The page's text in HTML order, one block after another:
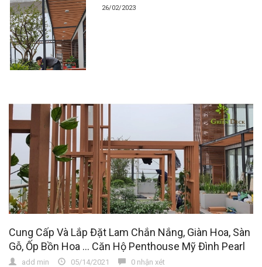
26/02/2023
Cung Cấp Và Lắp Đặt Lam Chắn Nắng, Giàn Hoa, Sàn
Gỗ, Ốp Bồn Hoa ... Căn Hộ Penthouse Mỹ Đình Pearl
add min 05/14/2021 0 nhận xét